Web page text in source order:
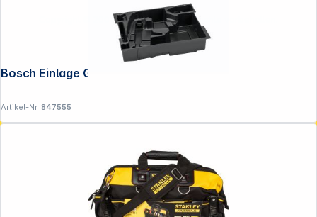
Artikel-Nr.:847555
Copyright © 2001 - 2026 DGH - Alle Rechte vorbehalten.